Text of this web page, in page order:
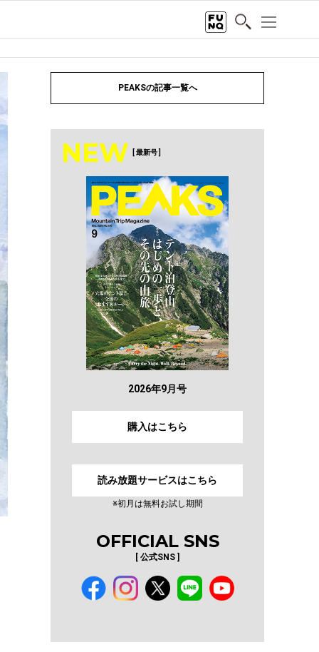
PEAKSの記事一覧へ
NEW [ 最新号 ]
2026年9月号
購入はこちら
読み放題サービスはこちら
※初月は無料お試し期間
OFFICIAL SNS
[ 公式SNS ]